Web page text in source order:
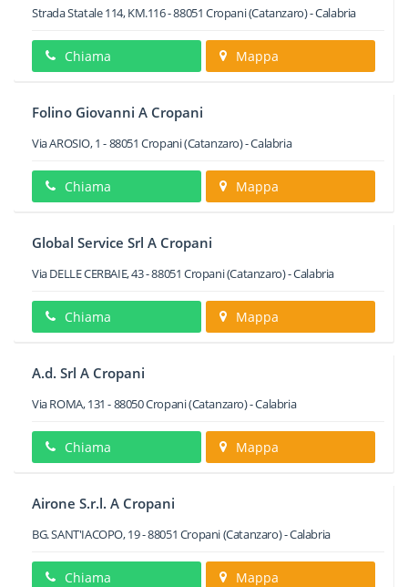
Strada Statale 114, KM.116-88051 Cropani(Catanzaro) -Calabria
Chiama Mappa
Folino Giovanni A Cropani
Via AROSIO, 1 -88051 Cropani(Catanzaro) -Calabria
Chiama Mappa
Global Service Srl A Cropani
Via DELLE CERBAIE, 43-88051 Cropani(Catanzaro) -Calabria
Chiama Mappa
A.d. Srl A Cropani
Via ROMA, 131 -88050Cropani(Catanzaro) -Calabria
Chiama Mappa
Airone S.r.l. A Cropani
BG. SANT'IACOPO, 19-88051 Cropani(Catanzaro) -Calabria
Chiama Mappa